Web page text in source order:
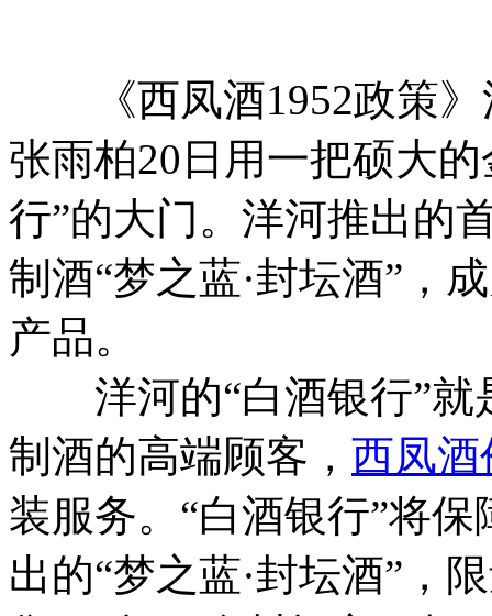
《西凤酒1952政策》
张雨柏20日用一把硕大
行”的大门。洋河推出的
制酒“梦之蓝·封坛酒”，
产品。
洋河的“白酒银行”就
制酒的高端顾客， 西凤酒
装服务。“白酒银行”将
出的“梦之蓝·封坛酒”，